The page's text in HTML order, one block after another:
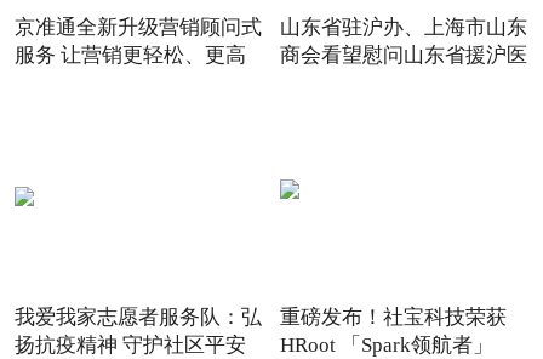
京准通全新升级营销顾问式
服务 让营销更轻松、更高
山东省驻沪办、上海市山东
商会看望慰问山东省援沪医
我爱我家志愿者服务队：弘
扬抗疫精神 守护社区平安
重磅发布！社宝科技荣获
HRoot 「Spark领航者」